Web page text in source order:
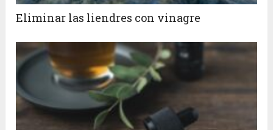
Eliminar las liendres con vinagre